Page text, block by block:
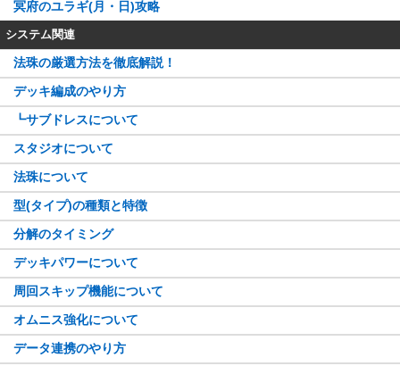
冥府のユラギ(月・日)攻略
システム関連
法珠の厳選方法を徹底解説！
デッキ編成のやり方
┗サブドレスについて
スタジオについて
法珠について
型(タイプ)の種類と特徴
分解のタイミング
デッキパワーについて
周回スキップ機能について
オムニス強化について
データ連携のやり方